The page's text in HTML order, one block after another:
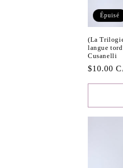
Épuisé
(La
langue
Cusanelli
Prix
$10.00